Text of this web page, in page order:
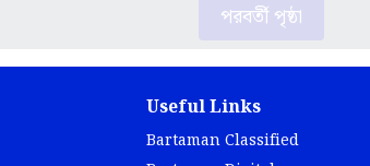
পরবর্তী পৃষ্ঠা
Useful Links
Bartaman Classified